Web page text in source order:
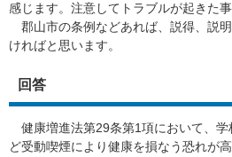
感じます。注意してトラブルが起きた事
郡山市の条例などあれば、説得、説
ければと思います。
回答
健康増進法第29条第1項において、
ど受動喫煙により健康を損なう恐れが